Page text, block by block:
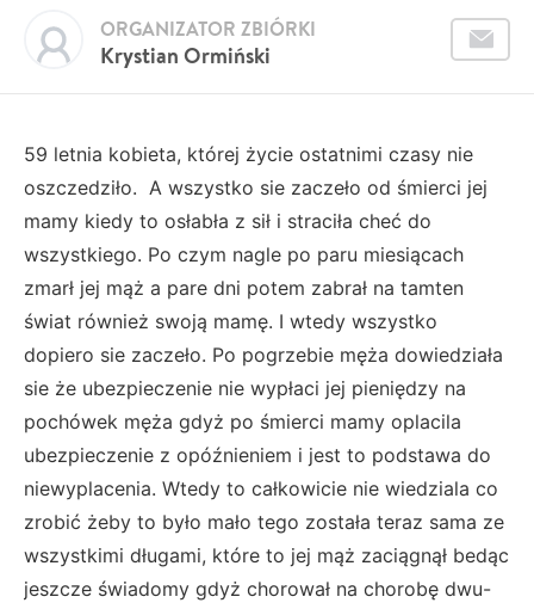
Krystian Ormiński
ORGANIZATOR ZBIÓRKI
59 letnia kobieta, której życie ostatnimi czasy nie
oszczedziło. A wszystko sie zaczeło od śmierci jej
mamy kiedy to osłabła z sił i straciła cheć do
wszystkiego. Po czym nagle po paru miesiącach
zmarł jej mąż a pare dni potem zabrał na tamten
świat również swoją mamę. I wtedy wszystko
dopiero sie zaczeło. Po pogrzebie męża dowiedziała
sie że ubezpieczenie nie wypłaci jej pieniędzy na
pochówek męża gdyż po śmierci mamy oplacila
ubezpieczenie z opóźnieniem i jest to podstawa do
niewyplacenia. Wtedy to całkowicie nie wiedziala co
zrobić żeby to było mało tego została teraz sama ze
wszystkimi długami, które to jej mąż zaciągnął bedąc
jeszcze świadomy gdyż chorował na chorobę dwu-